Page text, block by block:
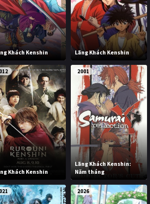
Khách Kenshin Lãng Khách Kenshin
Khách Kenshin
2001
Lãng Khách Kenshin:
Năm tháng
2026